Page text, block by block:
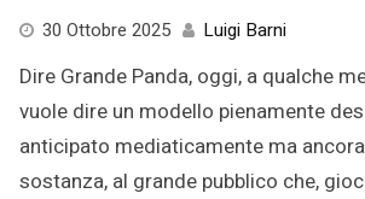
30 Ottobre 202529
2025
Luigi Barni
Dire Grande Panda, oggi, a qualche
vuole dire un modello pienamente
anticipato mediaticamente ma
sostanza, al grande pubblico che,